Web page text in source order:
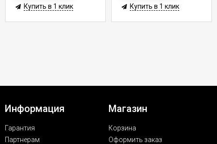
Купить в 1 клик Купить в 1 клик
Информация
Гарантия
Партнерам
Магазин
Корзина
Оформить заказ